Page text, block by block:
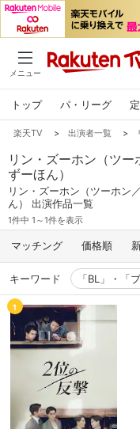
メニュー
トップ パ・リーグ
楽天TV > 出演者一覧 >
リン・ズーホン（ツ
ずーほん）
リン・ズーホン（ツーホン
ん） 出演作品一覧
1件中 1～1件を表示
マッチング 価格順
キーワード 「BL」・「
1